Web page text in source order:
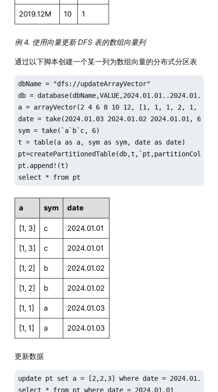
2019.12M 10 1
例 4. 使用向量更新 DFS 表的数组向量列
通过以下脚本创建一个某一列为数组向量的分布式分区表
dbName = "dfs://updateArrayVector"
db = database(dbName,VALUE,2024.01.01..2024.01.03,
a = arrayVector(2 4 6 8 10 12, [1, 1, 1, 2, 1, 3,
date = take(2024.01.03 2024.01.02 2024.01.01, 6)
sym = take(`a`b`c, 6)
t = table(a as a, sym as sym, date as date)
pt.append!(t)
select * from pt
a sym date
[1, 3] c 2024.01.01
[1, 3] c 2024.01.01
[1, 2] b 2024.01.02
[1, 2] b 2024.01.02
[1, 1] a 2024.01.03
[1, 1] a 2024.01.03
更新数据
update pt set a = [2,2,3] where date = 2024.01.01
select * from pt where date = 2024.01.01